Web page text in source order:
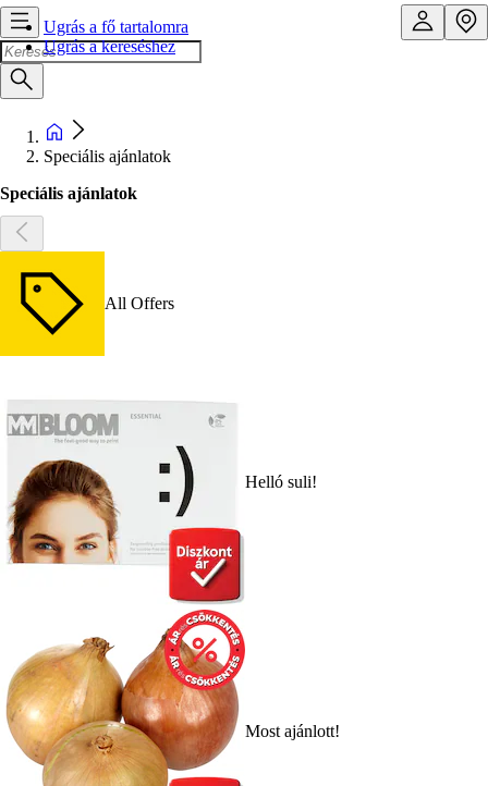
Ugrás a fő tartalomra
Ugrás a kereséshez
Speciális ajánlatok
Speciális ajánlatok
All Offers
Helló suli!
Most ajánlott!